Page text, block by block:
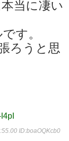
当に凄い
す。
ろうと思
ID:boaOQKcb0